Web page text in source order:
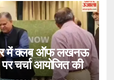
में क्लब ऑफ लखनऊ
पर चर्चा आयोजित की